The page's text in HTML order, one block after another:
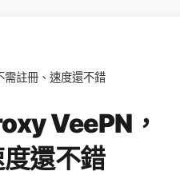
註冊、速度還不錯
VeePN，
還不錯